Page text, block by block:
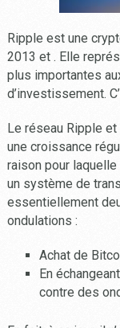
Ripple est une
2013 et . Elle
plus importantes
d’investissement.
Le réseau Ripple
une croissance
raison pour
un système de
essentiellement
ondulations :
Achat de
En
contre des